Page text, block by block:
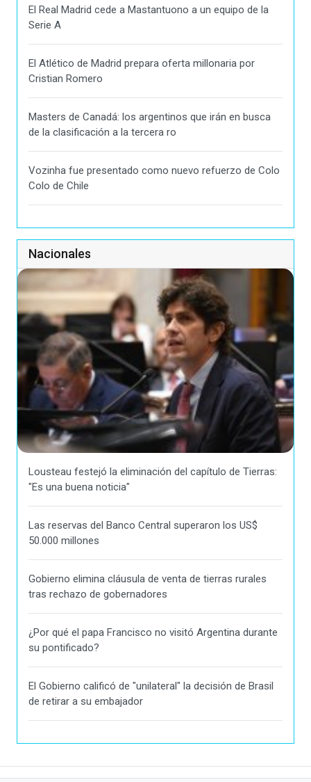
El Real Madrid cede a Mastantuono a un equipo de la
Serie A
El Atlético de Madrid prepara oferta millonaria por
Cristian Romero
Masters de Canadá: los argentinos que irán en busca
de la clasificación a la tercera ro
Vozinha fue presentado como nuevo refuerzo de Colo
Colo de Chile
Nacionales
Lousteau festejó la eliminación del capítulo de Tierras:
"Es una buena noticia"
Las reservas del Banco Central superaron los US$
50.000 millones
Gobierno elimina cláusula de venta de tierras rurales
tras rechazo de gobernadores
¿Por qué el papa Francisco no visitó Argentina durante
su pontificado?
El Gobierno calificó de "unilateral" la decisión de Brasil
de retirar a su embajador